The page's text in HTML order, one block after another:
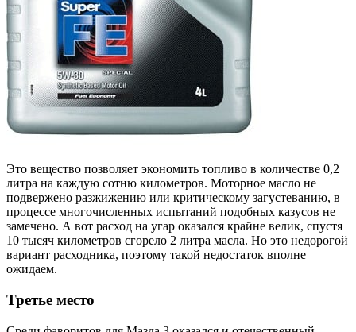
Это вещество позволяет экономить топливо в количестве 0,2
литра на каждую сотню километров. Моторное масло не
подвержено разжижению или критическому загустеванию, в
процессе многочисленных испытаний подобных казусов не
замечено. А вот расход на угар оказался крайне велик, спустя
10 тысяч километров сгорело 2 литра масла. Но это недорогой
вариант расходника, поэтому такой недостаток вполне
ожидаем.
Третье место